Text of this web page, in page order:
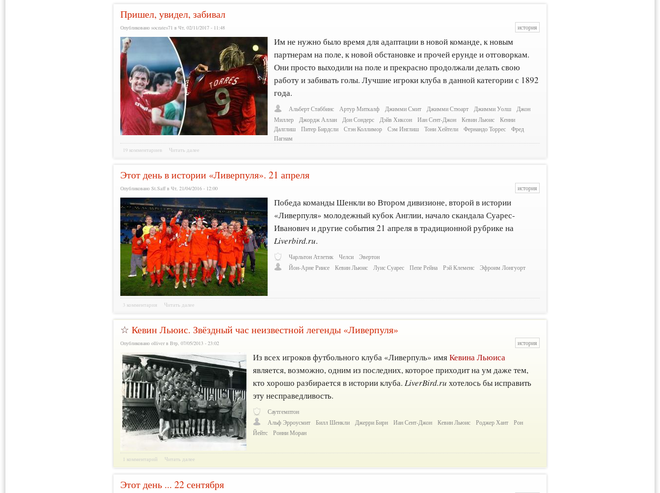
Пришел, увидел, забивал
Опубликовано socrates71 в Чт, 02/11/2017 - 11:48 история
Им не нужно было время для адаптации в новой команде, к новым
партнерам на поле, к новой обстановке и прочей ерунде и отговоркам.
Они просто выходили на поле и прекрасно продолжали делать свою
работу и забивать голы. Лучшие игроки клуба в данной категории с 1892
года.
Альберт Стаббинс Артур Миткалф Джимми Смит Джимми Стюарт Джимми Уолш
Джон
Миллер
Джордж Аллан Дон Сондерс Дэйв Хиксон Иан Сент-Джон Кевин Льюис
Кенни
Далглиш
Питер Бирдсли Стэн Коллимор Сэм Инглиш Тони Хейтели Фернандо Торрес
Фред
Пагнам
19 комментариев Читать далее
Этот день в истории «Ливерпуля». 21 апреля
Опубликовано St.Saff в Чт, 21/04/2016 - 12:00 история
Победа команды Шенкли во Втором дивизионе, второй в истории
«Ливерпуля» молодежный кубок Англии, начало скандала Суарес-
Иванович и другие события 21 апреля в традиционной рубрике на
Liverbird.ru.
Чарльтон Атлетик Челси
Эвертон
Йон-Арне Риисе
Кевин Льюис Луис Суарес Пепе Рейна Рэй Клеменс Эфроим Лонгуорт
3 комментария Читать далее
☆ Кевин Льюис. Звёздный час неизвестной легенды «Ливерпуля»
Опубликовано olliver в Втр, 07/05/2013 - 23:02 история
Из всех игроков футбольного клуба «Ливерпуль» имяКевина Льюиса
является, возможно, одним из последних, которое приходит на ум даже тем,
кто хорошо разбирается в истории клуба.LiverBird.ru хотелось бы исправить
эту несправедливость.
Саутгемптон
Альф Эрроусмит
Билл Шенкли Джерри Бирн Иан Сент-Джон Кевин Льюис Роджер Хант
Рон
Йейтс
Ронни Моран
1 комментарий Читать далее
Этот день ... 22 сентября